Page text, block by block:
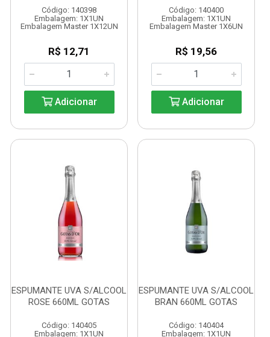
Código: 140398
Embalagem: 1X1UN
Embalagem Master 1X12UN
R$ 12,71
Adicionar
Código: 140400
Embalagem: 1X1UN
Embalagem Master 1X6UN
R$ 19,56
Adicionar
ESPUMANTE UVA S/ALCOOL
ROSE 660ML GOTAS
Código: 140405
Embalagem: 1X1UN
ESPUMANTE UVA S/ALCOOL
BRAN 660ML GOTAS
Código: 140404
Embalagem: 1X1UN